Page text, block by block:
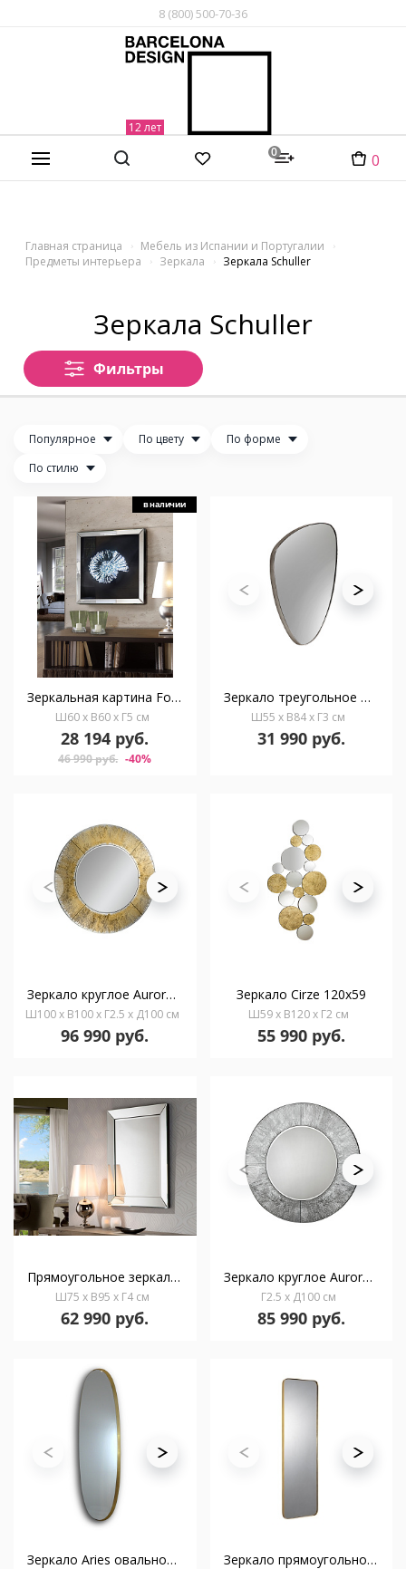
8 (800) 500-70-36
0 0
Главная страница
Мебель из Испании и Португалии
Предметы интерьера
Зеркала Зеркала Schuller
Зеркала Schuller
Фильтры
Популярное По цвету
По форме
По стилю
в наличии
Зеркальная картина Fosil 60x60
Ш60 x В60 x Г5 см
28 194 руб.
46 990 руб. -40%
Зеркало треугольное Orio 84х55 серебро
Ш55 x В84 x Г3 см
31 990 руб.
Зеркало круглое Aurora золотое
Ш100 x В100 x Г2.5 x Д100 см
96 990 руб.
Зеркало Cirze 120x59
Ш59 x В120 x Г2 см
55 990 руб.
Прямоугольное зеркало Roma 95x75
Ш75 x В95 x Г4 см
62 990 руб.
Зеркало круглое Aurora серебро
Г2.5 x Д100 см
85 990 руб.
Зеркало Aries овальное 136x36 золото Зеркало прямоугольное Orio 51X165 золото